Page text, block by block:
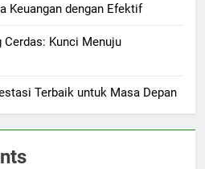
Keuangan dengan Efektif
Cerdas: Kunci Menuju
Terbaik untuk Masa Depan